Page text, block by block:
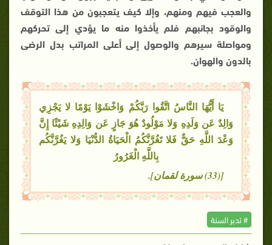
والعجب فيهم ومنهم، وإلا كيف يتعجبون من هذا التوقف
والوقود بجانبهم فلم يأخذوا منه ما يؤدي إلى تحركهم
ومواصلة سيرهم والوصول إلى أعلى المراتب بدل الرضى
بالدون والهوان.
يَا أَيُّهَا النَّاسُ اتَّقُوا رَبَّكُمْ وَاخْشَوْا يَوْمًا لا يَجْزِي
وَالِدٌ عَن وَلَدِهِ وَلا مَوْلُودٌ هُوَ جَازٍ عَن وَالِدِهِ شَيْئًا إِنَّ
وَعْدَ اللَّهِ حَقٌّ فَلا تَغُرَّنَّكُمُ الْحَيَاةُ الدُّنْيَا وَلا يَغُرَّنَّكُم
بِاللَّهِ الْغَرُورُ
[(33) سورة لقمان].
# تدبر السنة